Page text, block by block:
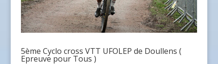
5ème Cyclo cross VTT UFOLEP de Doullens (
Epreuve pour Tous )